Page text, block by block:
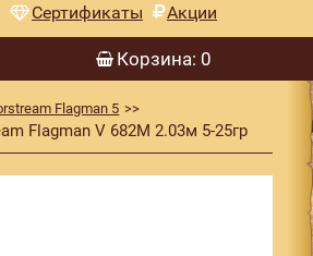
Сертификаты Акции
Корзина: 0
Flagman 5
Flagman V 682M 2.03м 5-25гр